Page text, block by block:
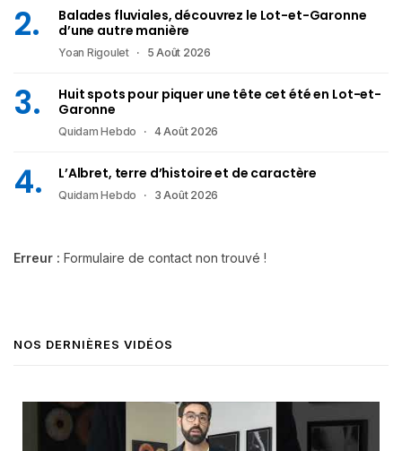
Balades fluviales, découvrez le Lot-et-Garonne
d’une autre manière
Yoan Rigoulet 5 Août 2026
Huit spots pour piquer une tête cet été en Lot-et-
Garonne
Quidam Hebdo 4 Août 2026
L’Albret, terre d’histoire et de caractère
Quidam Hebdo 3 Août 2026
Erreur : Formulaire de contact non trouvé !
NOS DERNIÈRES VIDÉOS